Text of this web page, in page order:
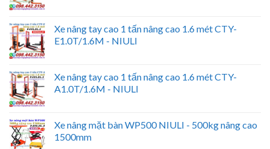
Xe nâng tay cao 1 tấn nâng cao 1.6 mét CTY-
E1.0T/1.6M - NIULI
Xe nâng tay cao 1 tấn nâng cao 1.6 mét CTY-
A1.0T/1.6M - NIULI
Xe nâng mặt bàn WP500 NIULI - 500kg nâng cao
1500mm